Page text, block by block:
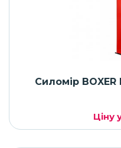
Силомір BOXER
Ціну